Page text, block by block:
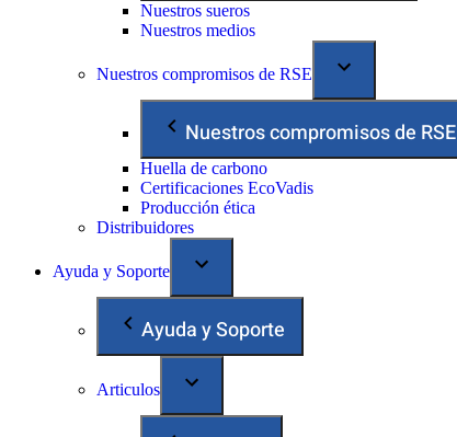
Nuestros sueros
Nuestros medios
Nuestros compromisos de RSE
Nuestros compromisos de RSE
Huella de carbono
Certificaciones EcoVadis
Producción ética
Distribuidores
Ayuda y Soporte
Ayuda y Soporte
Articulos